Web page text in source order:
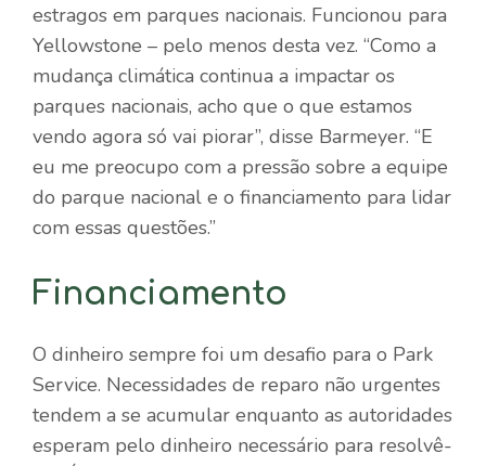
estragos em parques nacionais. Funcionou para
Yellowstone – pelo menos desta vez. “Como a
mudança climática continua a impactar os
parques nacionais, acho que o que estamos
vendo agora só vai piorar”, disse Barmeyer. “E
eu me preocupo com a pressão sobre a equipe
do parque nacional e o financiamento para lidar
com essas questões.”
Financiamento
O dinheiro sempre foi um desafio para o Park
Service. Necessidades de reparo não urgentes
tendem a se acumular enquanto as autoridades
esperam pelo dinheiro necessário para resolvê-